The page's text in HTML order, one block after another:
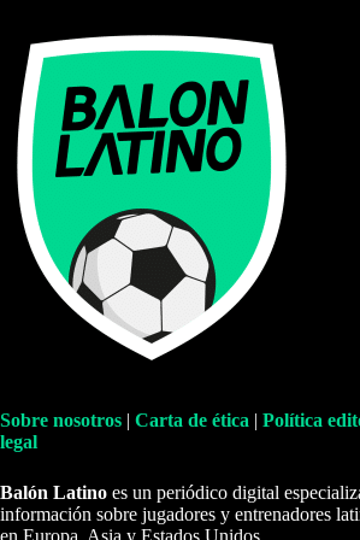
Sobre nosotros | Carta de ética | Política
legal
Balón Latino es un periódico digital
información sobre jugadores y entrenadores
en Europa, Asia y Estados Unidos.